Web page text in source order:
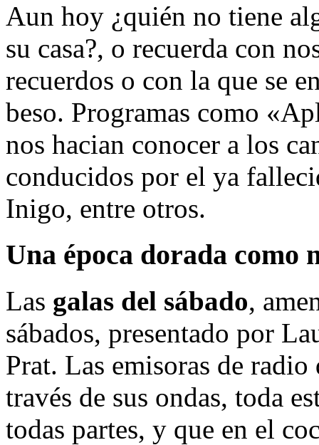
Aun hoy ¿quién no tiene
su casa?, o recuerda con
recuerdos o con la que se
beso. Programas como
nos hacian conocer a los
conducidos por el ya
Inigo, entre otros.
Una época dorada como
Las galas del sábado,
sábados, presentado por
Prat. Las emisoras de
través de sus ondas, toda
todas partes, y que en el